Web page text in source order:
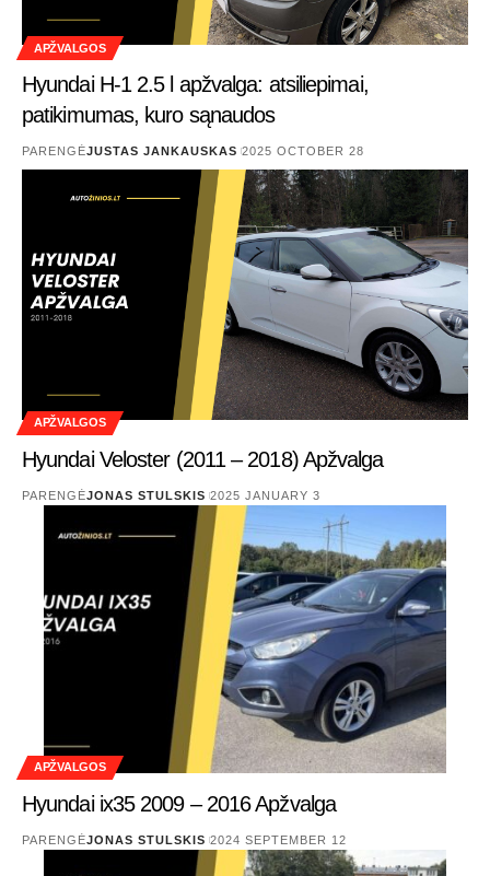
APŽVALGOS
Hyundai H-1 2.5 l apžvalga: atsiliepimai,
patikimumas, kuro sąnaudos
PARENGĖJUSTAS JANKAUSKAS 2025 OCTOBER 28
APŽVALGOS
Hyundai Veloster (2011 – 2018) Apžvalga
PARENGĖJONAS STULSKIS 2025 JANUARY 3
APŽVALGOS
Hyundai ix35 2009 – 2016 Apžvalga
PARENGĖJONAS STULSKIS 2024 SEPTEMBER 12